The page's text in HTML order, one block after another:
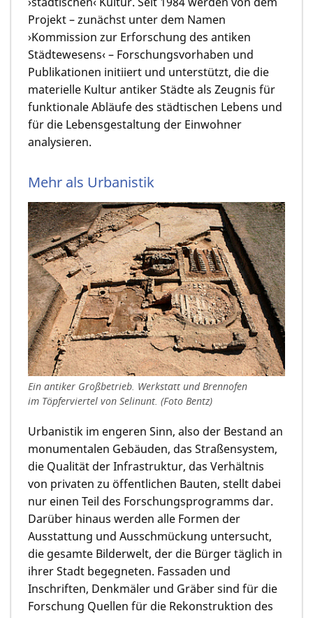
Projekt – zunächst unter dem Namen
›Kommission zur Erforschung des antiken
Städtewesens‹ – Forschungsvorhaben und
Publikationen initiiert und unterstützt, die die
materielle Kultur antiker Städte als Zeugnis für
funktionale Abläufe des städtischen Lebens und
für die Lebensgestaltung der Einwohner
analysieren.
Mehr als Urbanistik
Ein antiker Großbetrieb. Werkstatt und Brennofen
im Töpferviertel von Selinunt. (Foto Bentz)
Urbanistik im engeren Sinn, also der Bestand an
monumentalen Gebäuden, das Straßensystem,
die Qualität der Infrastruktur, das Verhältnis
von privaten zu öffentlichen Bauten, stellt dabei
nur einen Teil des Forschungsprogramms dar.
Darüber hinaus werden alle Formen der
Ausstattung und Ausschmückung untersucht,
die gesamte Bilderwelt, der die Bürger täglich in
ihrer Stadt begegneten. Fassaden und
Inschriften, Denkmäler und Gräber sind für die
Forschung Quellen für die Rekonstruktion des